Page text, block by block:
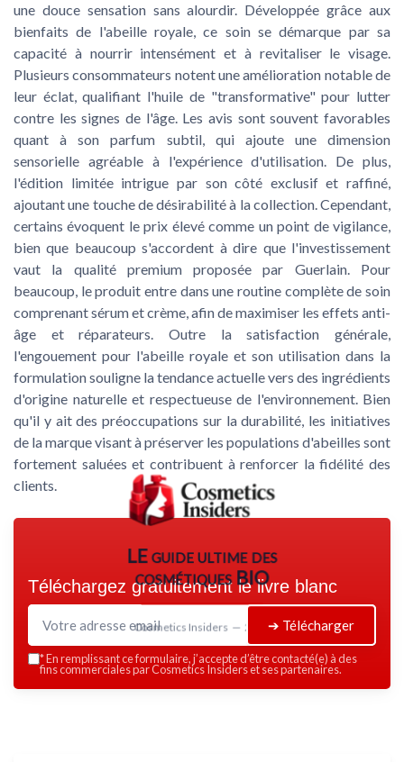
une douce sensation sans alourdir. Développée grâce aux
bienfaits de l'abeille royale, ce soin se démarque par sa
capacité à nourrir intensément et à revitaliser le visage.
Plusieurs consommateurs notent une amélioration notable de
leur éclat, qualifiant l'huile de "transformative" pour lutter
contre les signes de l'âge. Les avis sont souvent favorables
quant à son parfum subtil, qui ajoute une dimension
sensorielle agréable à l'expérience d'utilisation. De plus,
l'édition limitée intrigue par son côté exclusif et raffiné,
ajoutant une touche de désirabilité à la collection. Cependant,
certains évoquent le prix élevé comme un point de vigilance,
bien que beaucoup s'accordent à dire que l'investissement
vaut la qualité premium proposée par Guerlain. Pour
beaucoup, le produit entre dans une routine complète de soin
comprenant sérum et crème, afin de maximiser les effets anti-
âge et réparateurs. Outre la satisfaction générale,
l'engouement pour l'abeille royale et son utilisation dans la
formulation souligne la tendance actuelle vers des ingrédients
d'origine naturelle et respectueuse de l'environnement. Bien
qu'il y ait des préoccupations sur la durabilité, les initiatives
de la marque visant à préserver les populations d'abeilles sont
fortement saluées et contribuent à renforcer la fidélité des
clients.
LE guide ultime des
cosmétiques BIO
Cosmetics Insiders — 2026
Téléchargez gratuitement le livre blanc
➔ Télécharger
*En remplissant ce formulaire, j’accepte d’être contacté(e) à des
fins commerciales par Cosmetics Insiders et ses partenaires.